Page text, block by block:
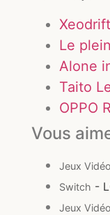
Le
Alone
Taito
OPPO
Vous
Jeux Vidéo
Switch -
Jeux Vidéo